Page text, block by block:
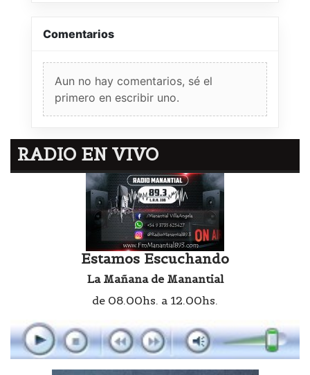
Comentarios
Aun no hay comentarios, sé el
primero en escribir uno.
RADIO EN VIVO
Estamos Escuchando
La Mañana de Manantial
de 08.00hs. a 12.00hs.